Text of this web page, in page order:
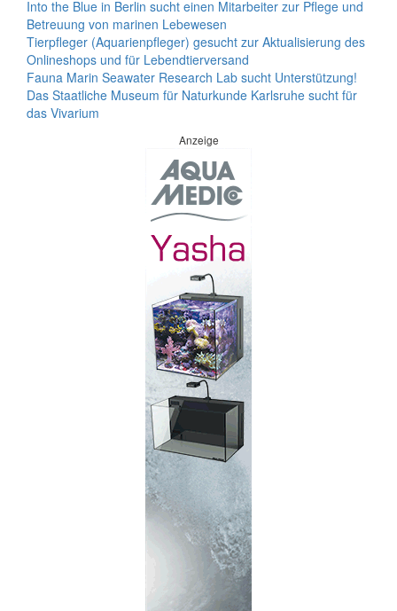
Into the Blue in Berlin sucht einen Mitarbeiter zur Pflege und
Betreuung von marinen Lebewesen
Tierpfleger (Aquarienpfleger) gesucht zur Aktualisierung des
Onlineshops und für Lebendtierversand
Fauna Marin Seawater Research Lab sucht Unterstützung!
Das Staatliche Museum für Naturkunde Karlsruhe sucht für
das Vivarium
Anzeige